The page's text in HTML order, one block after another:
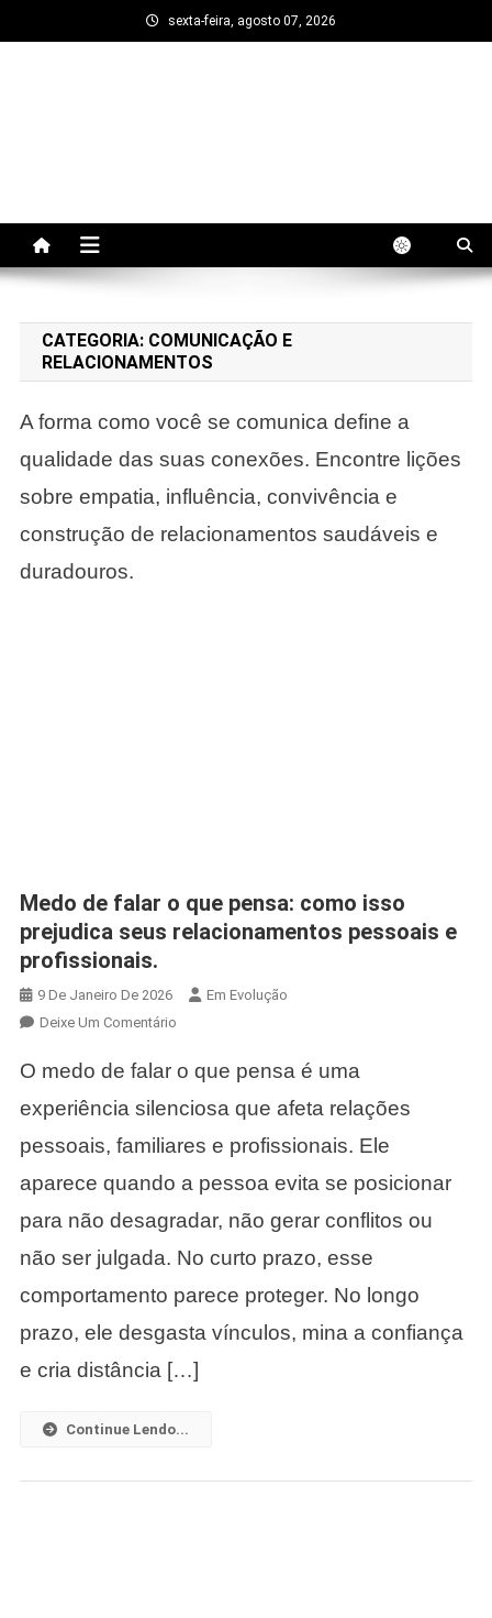
to
sexta-feira, agosto 07, 2026
CATEGORIA: COMUNICAÇÃO E
RELACIONAMENTOS
A forma como você se comunica define a
qualidade das suas conexões. Encontre lições
sobre empatia, influência, convivência e
construção de relacionamentos saudáveis e
duradouros.
Medo de falar o que pensa: como isso
prejudica seus relacionamentos pessoais e
profissionais.
9 De Janeiro De 2026
Em Evolução
Deixe Um ComentárioEm
De
Falar
Que
Como
Isso
Prejudica
Relacionamentos
Pessoais
Profissionais.
O medo de falar o que pensa é uma
experiência silenciosa que afeta relações
pessoais, familiares e profissionais. Ele
aparece quando a pessoa evita se posicionar
para não desagradar, não gerar conflitos ou
não ser julgada. No curto prazo, esse
comportamento parece proteger. No longo
prazo, ele desgasta vínculos, mina a confiança
e cria distância […]
Continue Lendo...